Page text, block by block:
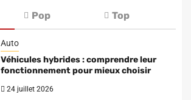
Pop Top
Auto
Véhicules hybrides : comprendre leur
fonctionnement pour mieux choisir
24 juillet 2026